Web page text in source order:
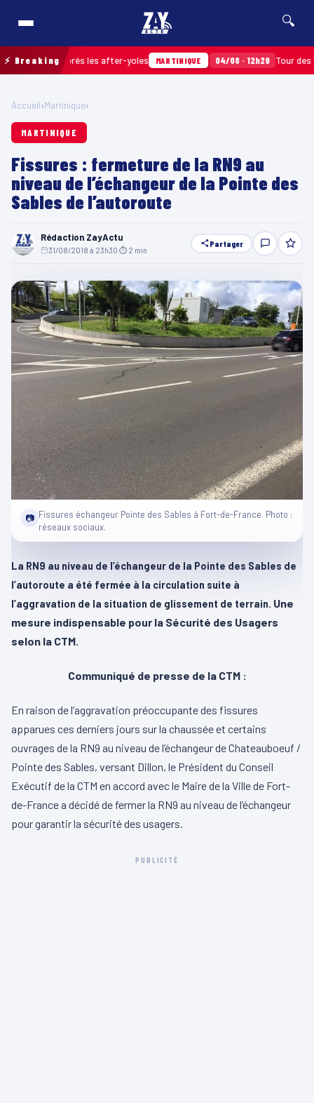
🔍
⚡ Breakingaprès les after-yoles MARTINIQUE 04/08 · 12h29 Tour des Yoles
Accueil›Martinique›
MARTINIQUE
Fissures : fermeture de la RN9 au
niveau de l’échangeur de la Pointe des
Sables de l’autoroute
Rédaction ZayActu
31/08/2018 à 23h30 ⏱ 2 min
Partager
📷 Fissures échangeur Pointe des Sables à Fort-de-France. Photo :
réseaux sociaux.
La RN9 au niveau de l’échangeur de la Pointe des Sables de
l’autoroute a été fermée à la circulation suite à
l’aggravation de la situation de glissement de terrain. Une
mesure indispensable pour la Sécurité des Usagers
selon la CTM.
Communiqué de presse de la CTM :
En raison de l’aggravation préoccupante des fissures
apparues ces derniers jours sur la chaussée et certains
ouvrages de la RN9 au niveau de l’échangeur de Chateauboeuf /
Pointe des Sables, versant Dillon, le Président du Conseil
Exécutif de la CTM en accord avec le Maire de la Ville de Fort-
de-France a décidé de fermer la RN9 au niveau de l’échangeur
pour garantir la sécurité des usagers.
PUBLICITÉ